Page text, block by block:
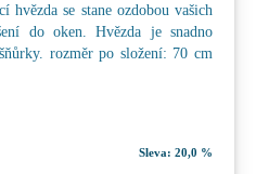
hvězda se stane ozdobou vašich
do oken. Hvězda je snadno
rozměr po složení: 70 cm
Sleva: 20,0 %